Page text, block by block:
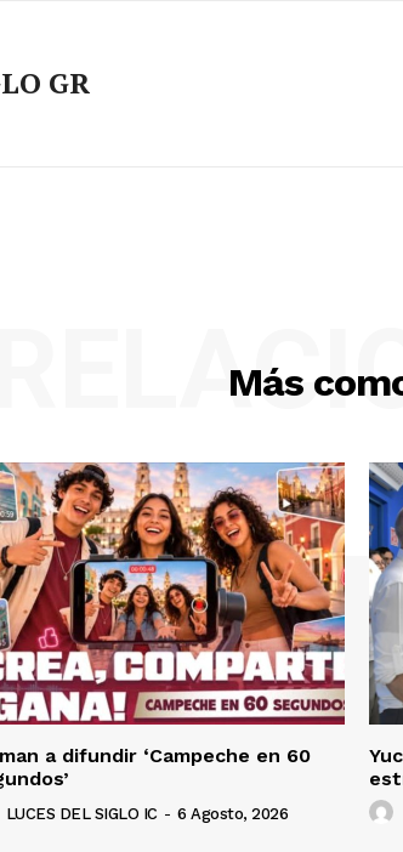
GR
Más
a difundir ‘Campeche en 60
LUCES DEL SIGLO IC - 6 Agosto, 2026